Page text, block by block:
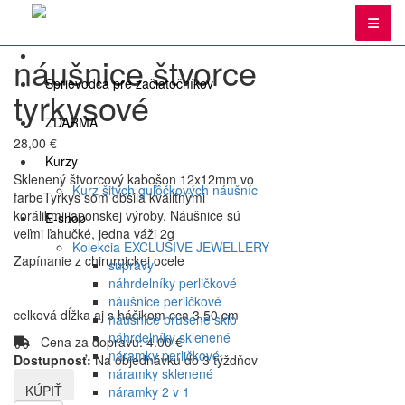
Sprievodca pre začiatočníkov
ZDARMA
Kurzy
Kurz šitých guľôčkových náušníc
E-shop
Kolekcia EXCLUSIVE JEWELLERY
súpravy
náhrdelníky perličkové
náušnice perličkové
náušnice brúsené sklo
náhrdelníky sklenené
náramky perličkové
náramky sklenené
náramky 2 v 1
Úvod
náušnice štvorce
tyrkysové
28,00 €
Sklenený štvorcový kabošon 12x12mm vo
farbeTyrkys som obšila kvalitnými
korálikmi japonskej výroby. Náušnice sú
veľmi ľahučké, jedna váži 2g
Zapínanie z chirurgickej ocele
celková dĺžka aj s háčikom cca 3,50 cm
Cena za dopravu: 4.00 €
Dostupnosť: Na objednávku do 3 týždňov